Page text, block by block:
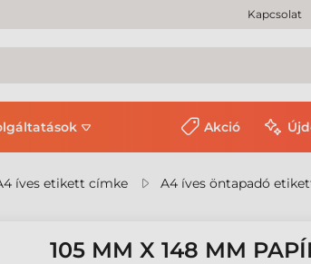
Kapcsolat
Akció
íves etikett címke A4 íves öntapadó
105 MM X 148 MM